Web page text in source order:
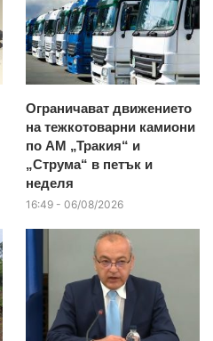
Ограничават движението
на тежкотоварни камиони
по АМ „Тракия“ и
„Струма“ в петък и
неделя
16:49 - 06/08/2026